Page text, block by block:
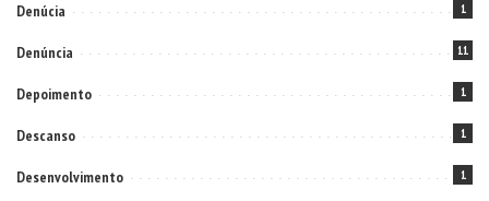
Denúcia 1
Denúncia 11
Depoimento 1
Descanso 1
Desenvolvimento 1